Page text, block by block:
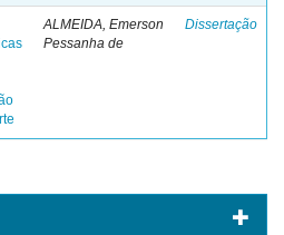
ALMEIDA, Emerson
Pessanha de
Dissertação